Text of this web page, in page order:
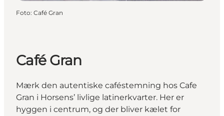
Foto: Café Gran
Café Gran
Mærk den autentiske caféstemning hos Cafe
Gran i Horsens’ livlige latinerkvarter. Her er
hyggen i centrum, og der bliver kælet for